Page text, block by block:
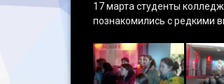
17 марта студенты
познакомились с редкими